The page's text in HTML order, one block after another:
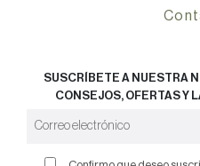
SUSCRÍBETE A NUESTRA
CONSEJOS, OFERTAS Y